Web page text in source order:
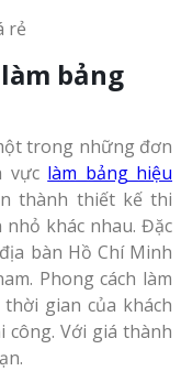
bảng
trong những đơn
vực làm bảng hiệu
thành thiết kế thi
khác nhau. Đặc
bàn Hồ Chí Minh
Phong cách làm
gian của khách
Với giá thành